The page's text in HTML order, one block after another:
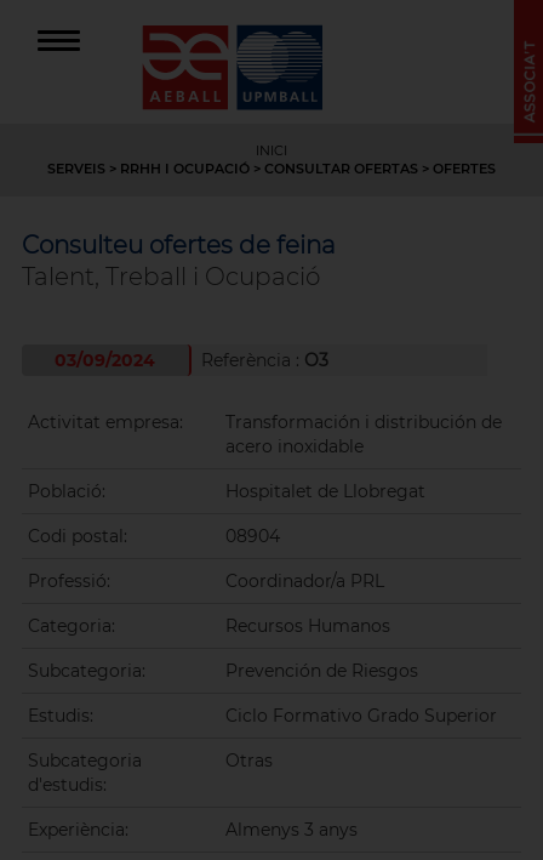
INICI
SERVEIS > RRHH I OCUPACIÓ > CONSULTAR OFERTAS > OFERTES
Consulteu ofertes de feina
Talent, Treball i Ocupació
03/09/2024 Referència : O3
Activitat empresa:
Transformación i distribución de
acero inoxidable
Població: Hospitalet de Llobregat
Codi postal: 08904
Professió: Coordinador/a PRL
Categoria: Recursos Humanos
Subcategoria: Prevención de Riesgos
Estudis: Ciclo Formativo Grado Superior
Subcategoria
d'estudis:
Otras
Experiència: Almenys 3 anys